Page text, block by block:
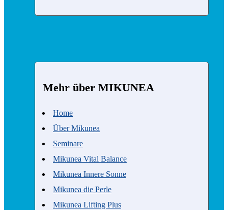
Mehr über MIKUNEA
Home
Über Mikunea
Seminare
Mikunea Vital Balance
Mikunea Innere Sonne
Mikunea die Perle
Mikunea Lifting Plus